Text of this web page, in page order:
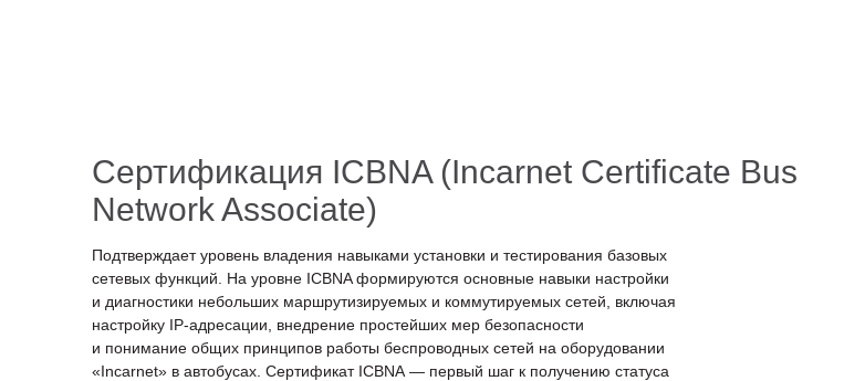
Сертификация ICBNA (Incarnet Certificate Bus
Network Associate)
Подтверждает уровень владения навыками установки и тестирования базовых
сетевых функций. На уровне ICBNA формируются основные навыки настройки
и диагностики небольших маршрутизируемых и коммутируемых сетей, включая
настройку IP-адресации, внедрение простейших мер безопасности
и понимание общих принципов работы беспроводных сетей на оборудовании
«Incarnet» в автобусах. Сертификат ICBNA — первый шаг к получению статуса